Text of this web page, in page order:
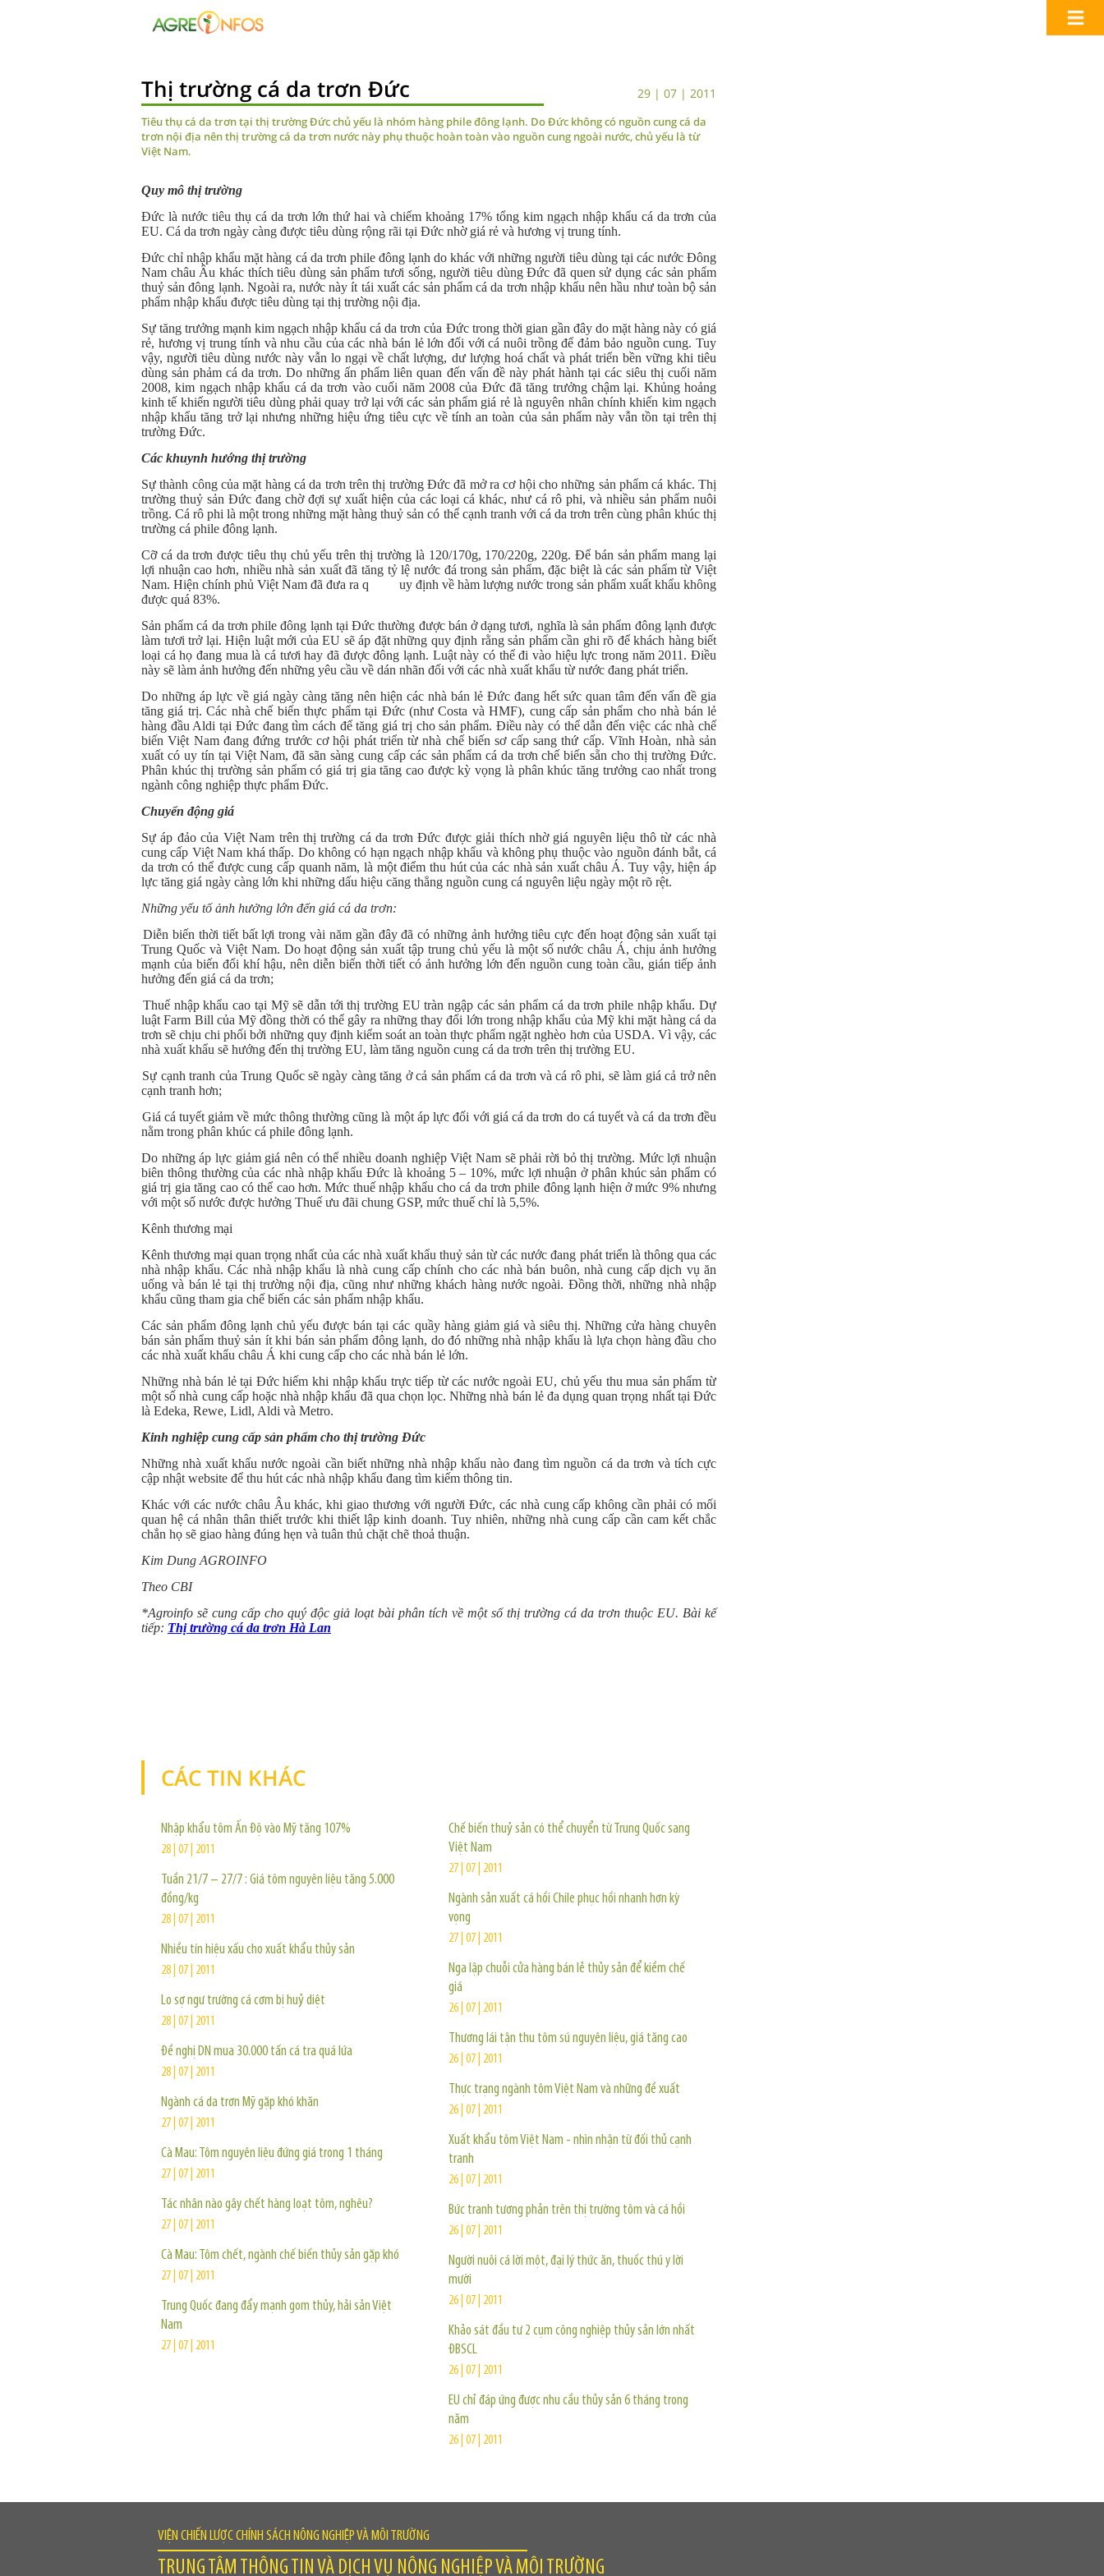
Thị trường cá da trơn Đức 29 | 07 | 2011
Tiêu thụ cá da trơn tại thị trường Đức chủ yếu là nhóm hàng phile đông lạnh. Do Đức không có nguồn cung cá da
trơn nội địa nên thị trường cá da trơn nước này phụ thuộc hoàn toàn vào nguồn cung ngoài nước, chủ yếu là từ
Việt Nam.
Quy mô thị trường
Đức là nước tiêu thụ cá da trơn lớn thứ hai và chiếm khoảng 17% tổng kim ngạch nhập khẩu cá da trơn của
EU. Cá da trơn ngày càng được tiêu dùng rộng rãi tại Đức nhờ giá rẻ và hương vị trung tính.
Đức chỉ nhập khẩu mặt hàng cá da trơn phile đông lạnh do khác với những người tiêu dùng tại các nước Đông
Nam châu Âu khác thích tiêu dùng sản phẩm tươi sống, người tiêu dùng Đức đã quen sử dụng các sản phẩm
thuỷ sản đông lạnh. Ngoài ra, nước này ít tái xuất các sản phẩm cá da trơn nhập khẩu nên hầu như toàn bộ sản
phẩm nhập khẩu được tiêu dùng tại thị trường nội địa.
Sự tăng trưởng mạnh kim ngạch nhập khẩu cá da trơn của Đức trong thời gian gần đây do mặt hàng này có giá
rẻ, hương vị trung tính và nhu cầu của các nhà bán lẻ lớn đối với cá nuôi trồng để đảm bảo nguồn cung. Tuy
vậy, người tiêu dùng nước này vẫn lo ngại về chất lượng, dư lượng hoá chất và phát triển bền vững khi tiêu
dùng sản phảm cá da trơn. Do những ấn phẩm liên quan đến vấn đề này phát hành tại các siêu thị cuối năm
2008, kim ngạch nhập khẩu cá da trơn vào cuối năm 2008 của Đức đã tăng trưởng chậm lại. Khủng hoảng
kinh tế khiến người tiêu dùng phải quay trở lại với các sản phẩm giá rẻ là nguyên nhân chính khiến kim ngạch
nhập khẩu tăng trở lại nhưng những hiệu ứng tiêu cực về tính an toàn của sản phẩm này vẫn tồn tại trên thị
trường Đức.
Các khuynh hướng thị trường
Sự thành công của mặt hàng cá da trơn trên thị trường Đức đã mở ra cơ hội cho những sản phẩm cá khác. Thị
trường thuỷ sản Đức đang chờ đợi sự xuất hiện của các loại cá khác, như cá rô phi, và nhiều sản phẩm nuôi
trồng. Cá rô phi là một trong những mặt hàng thuỷ sản có thể cạnh tranh với cá da trơn trên cùng phân khúc thị
trường cá phile đông lạnh.
Cỡ cá da trơn được tiêu thụ chủ yếu trên thị trường là 120/170g, 170/220g, 220g. Để bán sản phẩm mang lại
lợi nhuận cao hơn, nhiều nhà sản xuất đã tăng tỷ lệ nước đá trong sản phẩm, đặc biệt là các sản phẩm từ Việt
Nam. Hiện chính phủ Việt Nam đã đưa ra q
uy định về hàm lượng nước trong sản phẩm xuất khẩu không
được quá 83%.
Sản phẩm cá da trơn phile đông lạnh tại Đức thường được bán ở dạng tươi, nghĩa là sản phẩm đông lạnh được
làm tươi trở lại. Hiện luật mới của EU sẽ áp đặt những quy định rằng sản phẩm cần ghi rõ để khách hàng biết
loại cá họ đang mua là cá tươi hay đã được đông lạnh. Luật này có thể đi vào hiệu lực trong năm 2011. Điều
này sẽ làm ảnh hưởng đến những yêu cầu về dán nhãn đối với các nhà xuất khẩu từ nước đang phát triển.
Do những áp lực về giá ngày càng tăng nên hiện các nhà bán lẻ Đức đang hết sức quan tâm đến vấn đề gia
tăng giá trị. Các nhà chế biến thực phẩm tại Đức (như Costa và HMF), cung cấp sản phẩm cho nhà bán lẻ
hàng đầu Aldi tại Đức đang tìm cách để tăng giá trị cho sản phẩm. Điều này có thể dẫn đến việc các nhà chế
biến Việt Nam đang đứng trước cơ hội phát triển từ nhà chế biến sơ cấp sang thứ cấp. Vĩnh Hoàn, nhà sản
xuất có uy tín tại Việt Nam, đã sãn sàng cung cấp các sản phẩm cá da trơn chế biến sẵn cho thị trường Đức.
Phân khúc thị trường sản phẩm có giá trị gia tăng cao được kỳ vọng là phân khúc tăng trưởng cao nhất trong
ngành công nghiệp thực phẩm Đức.
Chuyển động giá
Sự áp đảo của Việt Nam trên thị trường cá da trơn Đức được giải thích nhờ giá nguyên liệu thô từ các nhà
cung cấp Việt Nam khá thấp. Do không có hạn ngạch nhập khẩu và không phụ thuộc vào nguồn đánh bắt, cá
da trơn có thể được cung cấp quanh năm, là một điểm thu hút của các nhà sản xuất châu Á. Tuy vậy, hiện áp
lực tăng giá ngày càng lớn khi những dấu hiệu căng thẳng nguồn cung cá nguyên liệu ngày một rõ rệt.
Những yếu tố ảnh hưởng lớn đến giá cá da trơn:
Diễn biến thời tiết bất lợi trong vài năm gần đây đã có những ảnh hưởng tiêu cực đến hoạt động sản xuất tại
Trung Quốc và Việt Nam. Do hoạt động sản xuất tập trung chủ yếu là một số nước châu Á, chịu ảnh hưởng
mạnh của biến đổi khí hậu, nên diễn biến thời tiết có ảnh hưởng lớn đến nguồn cung toàn cầu, gián tiếp ảnh
hưởng đến giá cá da trơn;
Thuế nhập khẩu cao tại Mỹ sẽ dẫn tới thị trường EU tràn ngập các sản phẩm cá da trơn phile nhập khẩu. Dự
luật Farm Bill của Mỹ đồng thời có thể gây ra những thay đổi lớn trong nhập khẩu của Mỹ khi mặt hàng cá da
trơn sẽ chịu chi phối bởi những quy định kiểm soát an toàn thực phẩm ngặt nghèo hơn của USDA. Vì vậy, các
nhà xuất khẩu sẽ hướng đến thị trường EU, làm tăng nguồn cung cá da trơn trên thị trường EU.
Sự cạnh tranh của Trung Quốc sẽ ngày càng tăng ở cả sản phẩm cá da trơn và cá rô phi, sẽ làm giá cả trở nên
cạnh tranh hơn;
Giá cá tuyết giảm về mức thông thường cũng là một áp lực đối với giá cá da trơn do cá tuyết và cá da trơn đều
nằm trong phân khúc cá phile đông lạnh.
Do những áp lực giảm giá nên có thể nhiều doanh nghiệp Việt Nam sẽ phải rời bỏ thị trường. Mức lợi nhuận
biên thông thường của các nhà nhập khẩu Đức là khoảng 5 – 10%, mức lợi nhuận ở phân khúc sản phẩm có
giá trị gia tăng cao có thể cao hơn. Mức thuế nhập khẩu cho cá da trơn phile đông lạnh hiện ở mức 9% nhưng
với một số nước được hưởng Thuế ưu đãi chung GSP, mức thuế chỉ là 5,5%.
Kênh thương mại
Kênh thương mại quan trọng nhất của các nhà xuất khẩu thuỷ sản từ các nước đang phát triển là thông qua các
nhà nhập khẩu. Các nhà nhập khẩu là nhà cung cấp chính cho các nhà bán buôn, nhà cung cấp dịch vụ ăn
uống và bán lẻ tại thị trường nội địa, cũng như những khách hàng nước ngoài. Đồng thời, những nhà nhập
khẩu cũng tham gia chế biến các sản phẩm nhập khẩu.
Các sản phẩm đông lạnh chủ yếu được bán tại các quầy hàng giảm giá và siêu thị. Những cửa hàng chuyên
bán sản phẩm thuỷ sản ít khi bán sản phẩm đông lạnh, do đó những nhà nhập khẩu là lựa chọn hàng đầu cho
các nhà xuất khẩu châu Á khi cung cấp cho các nhà bán lẻ lớn.
Những nhà bán lẻ tại Đức hiếm khi nhập khẩu trực tiếp từ các nước ngoài EU, chủ yếu thu mua sản phẩm từ
một số nhà cung cấp hoặc nhà nhập khẩu đã qua chọn lọc. Những nhà bán lẻ đa dụng quan trọng nhất tại Đức
là Edeka, Rewe, Lidl, Aldi và Metro.
Kinh nghiệp cung cấp sản phẩm cho thị trường Đức
Những nhà xuất khẩu nước ngoài cần biết những nhà nhập khẩu nào đang tìm nguồn cá da trơn và tích cực
cập nhật website để thu hút các nhà nhập khẩu đang tìm kiếm thông tin.
Khác với các nước châu Âu khác, khi giao thương với người Đức, các nhà cung cấp không cần phải có mối
quan hệ cá nhân thân thiết trước khi thiết lập kinh doanh. Tuy nhiên, những nhà cung cấp cần cam kết chắc
chắn họ sẽ giao hàng đúng hẹn và tuân thủ chặt chẽ thoả thuận.
Kim Dung AGROINFO
Theo CBI
*Agroinfo sẽ cung cấp cho quý độc giả loạt bài phân tích về một số thị trường cá da trơn thuộc EU. Bài kế
tiếp: Thị trường cá da trơn Hà Lan
CÁC TIN KHÁC
Nhập khẩu tôm Ấn Độ vào Mỹ tăng 107%
28 | 07 | 2011
Tuần 21/7 – 27/7 : Giá tôm nguyên liệu tăng 5.000
đồng/kg
28 | 07 | 2011
Nhiều tín hiệu xấu cho xuất khẩu thủy sản
28 | 07 | 2011
Lo sợ ngư trường cá cơm bị huỷ diệt
28 | 07 | 2011
Đề nghị DN mua 30.000 tấn cá tra quá lứa
28 | 07 | 2011
Ngành cá da trơn Mỹ gặp khó khăn
27 | 07 | 2011
Cà Mau: Tôm nguyên liệu đứng giá trong 1 tháng
27 | 07 | 2011
Tác nhân nào gây chết hàng loạt tôm, nghêu?
27 | 07 | 2011
Cà Mau: Tôm chết, ngành chế biến thủy sản gặp khó
27 | 07 | 2011
Trung Quốc đang đẩy mạnh gom thủy, hải sản Việt
Nam
27 | 07 | 2011
Chế biến thuỷ sản có thể chuyển từ Trung Quốc sang
Việt Nam
27 | 07 | 2011
Ngành sản xuất cá hồi Chile phục hồi nhanh hơn kỳ
vọng
27 | 07 | 2011
Nga lập chuỗi cửa hàng bán lẻ thủy sản để kiềm chế
giá
26 | 07 | 2011
Thương lái tận thu tôm sú nguyên liệu, giá tăng cao
26 | 07 | 2011
Thực trạng ngành tôm Việt Nam và những đề xuất
26 | 07 | 2011
Xuất khẩu tôm Việt Nam - nhìn nhận từ đối thủ cạnh
tranh
26 | 07 | 2011
Bức tranh tương phản trên thị trường tôm và cá hồi
26 | 07 | 2011
Người nuôi cá lời một, đại lý thức ăn, thuốc thú y lời
mười
26 | 07 | 2011
Khảo sát đầu tư 2 cụm công nghiệp thủy sản lớn nhất
ĐBSCL
26 | 07 | 2011
EU chỉ đáp ứng được nhu cầu thủy sản 6 tháng trong
năm
26 | 07 | 2011
VIỆN CHIẾN LƯỢC CHÍNH SÁCH NÔNG NGHIỆP VÀ MÔI TRƯỜNG
TRUNG TÂM THÔNG TIN VÀ DỊCH VỤ NÔNG NGHIỆP VÀ MÔI TRƯỜNG